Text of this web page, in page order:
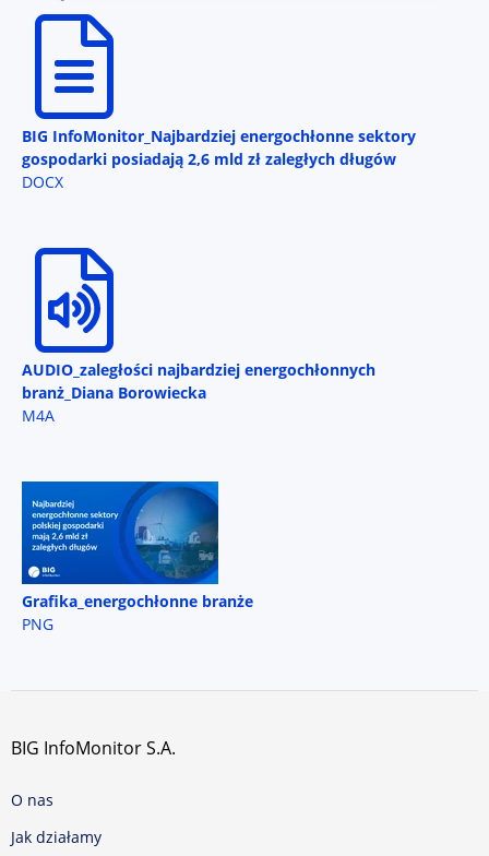
BIG InfoMonitor_Najbardziej energochłonne sektory
gospodarki posiadają 2,6 mld zł zaległych długów
DOCX
AUDIO_zaległości najbardziej energochłonnych
branż_Diana Borowiecka
M4A
Grafika_energochłonne branże
PNG
BIG InfoMonitor S.A.
O nas
Jak działamy